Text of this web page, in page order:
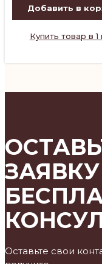
Добавить в
Купить товар в 1
Оставьте свои